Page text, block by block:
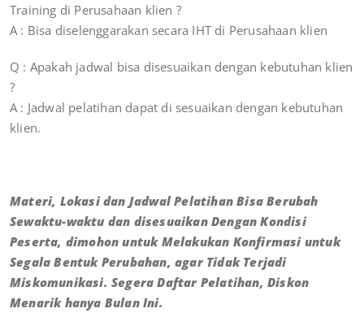
Training di Perusahaan klien ?
A : Bisa diselenggarakan secara IHT di Perusahaan klien
Q : Apakah jadwal bisa disesuaikan dengan kebutuhan klien
?
A : Jadwal pelatihan dapat di sesuaikan dengan kebutuhan
klien.
Materi, Lokasi dan Jadwal Pelatihan Bisa Berubah
Sewaktu-waktu dan disesuaikan Dengan Kondisi
Peserta, dimohon untuk Melakukan Konfirmasi untuk
Segala Bentuk Perubahan, agar Tidak Terjadi
Miskomunikasi. Segera Daftar Pelatihan, Diskon
Menarik hanya Bulan Ini.